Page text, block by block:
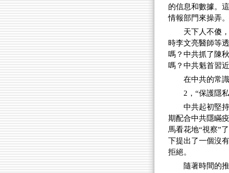
的信息和數據。
情報部門來操弄。
天下人不傻
時李文亮醫師等
嗎？中共抓了陳
嗎？中共魁首習
在中共的常
2，“保護隱
中共起初堅
期配合中共隱瞞
馬看花地“視察”
下提出了一個沒
拒絕。
隨著時間的